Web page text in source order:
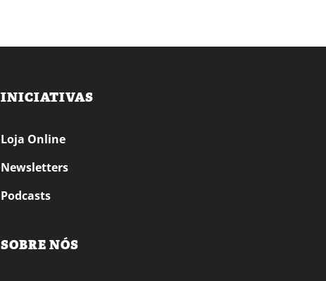
INICIATIVAS
Loja Online
Newsletters
Podcasts
SOBRE NÓS